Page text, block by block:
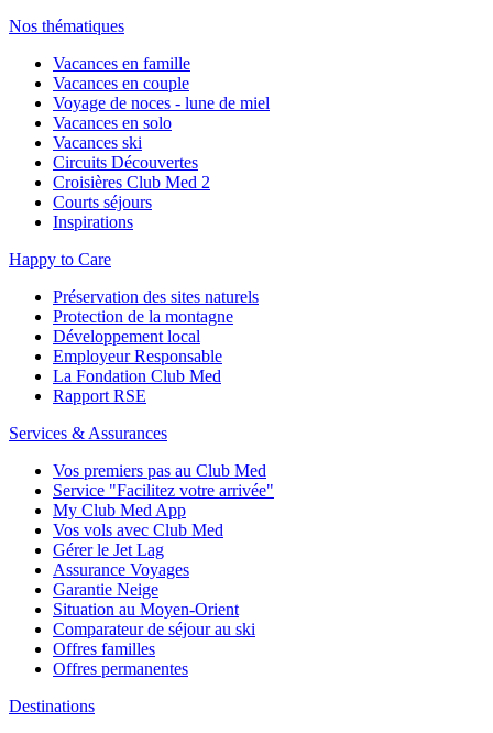
Nos thématiques
Vacances en famille
Vacances en couple
Voyage de noces - lune de miel
Vacances en solo
Vacances ski
Circuits Découvertes
Croisières Club Med 2
Courts séjours
Inspirations
Happy to Care
Préservation des sites naturels
Protection de la montagne
Développement local
Employeur Responsable
La Fondation Club Med
Rapport RSE
Services & Assurances
Vos premiers pas au Club Med
Service "Facilitez votre arrivée"
My Club Med App
Vos vols avec Club Med
Gérer le Jet Lag
Assurance Voyages
Garantie Neige
Situation au Moyen-Orient
Comparateur de séjour au ski
Offres familles
Offres permanentes
Destinations